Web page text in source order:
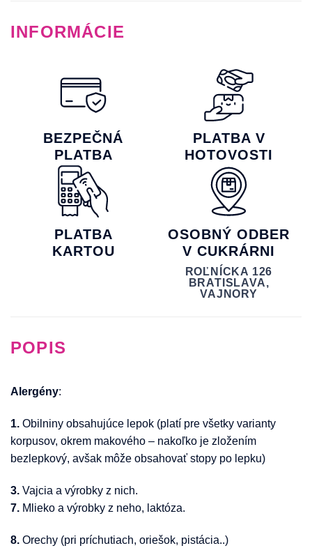
INFORMÁCIE
BEZPEČNÁ
PLATBA
PLATBA V
HOTOVOSTI
PLATBA
KARTOU
OSOBNÝ ODBER
V CUKRÁRNI
ROĽNÍCKA 126
BRATISLAVA,
VAJNORY
POPIS
Alergény:
1. Obilniny obsahujúce lepok (platí pre všetky varianty
korpusov, okrem makového – nakoľko je zložením
bezlepkový, avšak môže obsahovať stopy po lepku)
3. Vajcia a výrobky z nich.
7. Mlieko a výrobky z neho, laktóza.
8. Orechy (pri príchutiach, oriešok, pistácia..)